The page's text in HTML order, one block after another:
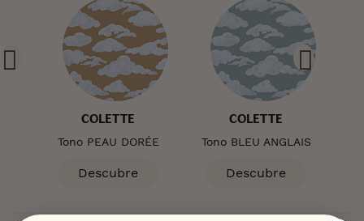
COLETTE
Tono PEAU DORÉE
Descubre
COLETTE
Tono BLEU ANGLAIS
Descubre